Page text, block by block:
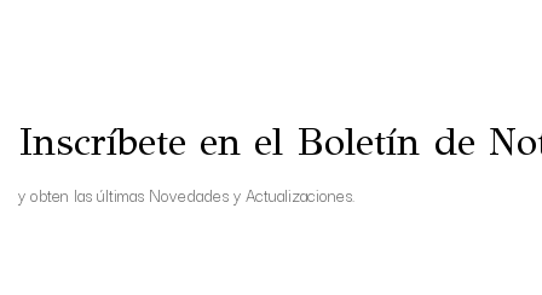
Inscríbete en el Boletín de
y obten las últimas Novedades y Actualizaciones.